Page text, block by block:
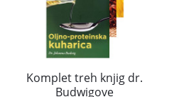
Komplet treh knjig dr.
Budwigove